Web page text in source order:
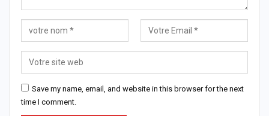
Save my name, email, and website in this browser for the next
time I comment.